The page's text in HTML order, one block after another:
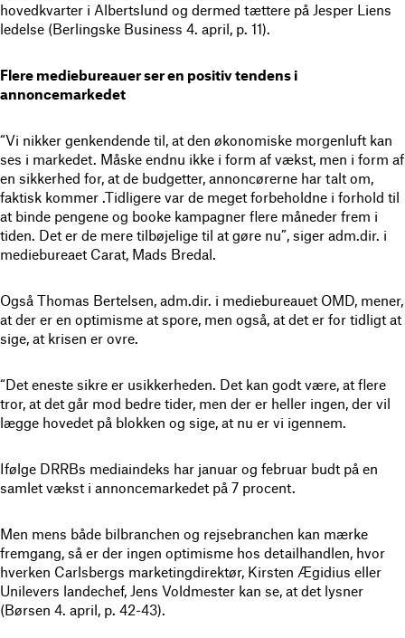
hovedkvarter i Albertslund og dermed tættere på Jesper Liens
ledelse (Berlingske Business 4. april, p. 11).
Flere mediebureauer ser en positiv tendens i
annoncemarkedet
“Vi nikker genkendende til, at den økonomiske morgenluft kan
ses i markedet. Måske endnu ikke i form af vækst, men i form af
en sikkerhed for, at de budgetter, annoncørerne har talt om,
faktisk kommer .Tidligere var de meget forbeholdne i forhold til
at binde pengene og booke kampagner flere måneder frem i
tiden. Det er de mere tilbøjelige til at gøre nu”, siger adm.dir. i
mediebureaet Carat, Mads Bredal.
Også Thomas Bertelsen, adm.dir. i mediebureauet OMD, mener,
at der er en optimisme at spore, men også, at det er for tidligt at
sige, at krisen er ovre.
“Det eneste sikre er usikkerheden. Det kan godt være, at flere
tror, at det går mod bedre tider, men der er heller ingen, der vil
lægge hovedet på blokken og sige, at nu er vi igennem.
Ifølge DRRBs mediaindeks har januar og februar budt på en
samlet vækst i annoncemarkedet på 7 procent.
Men mens både bilbranchen og rejsebranchen kan mærke
fremgang, så er der ingen optimisme hos detailhandlen, hvor
hverken Carlsbergs marketingdirektør, Kirsten Ægidius eller
Unilevers landechef, Jens Voldmester kan se, at det lysner
(Børsen 4. april, p. 42-43).